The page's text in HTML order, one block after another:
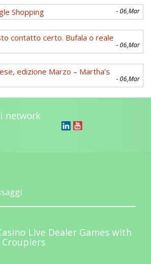
Shopping - 06,Mar
contatto certo. Bufala o reale
- 06,Mar
edizione Marzo – Martha’s
- 06,Mar
network
Live Dealer Games with